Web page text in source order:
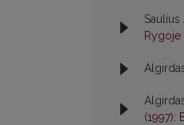
Rygoje
(1997):